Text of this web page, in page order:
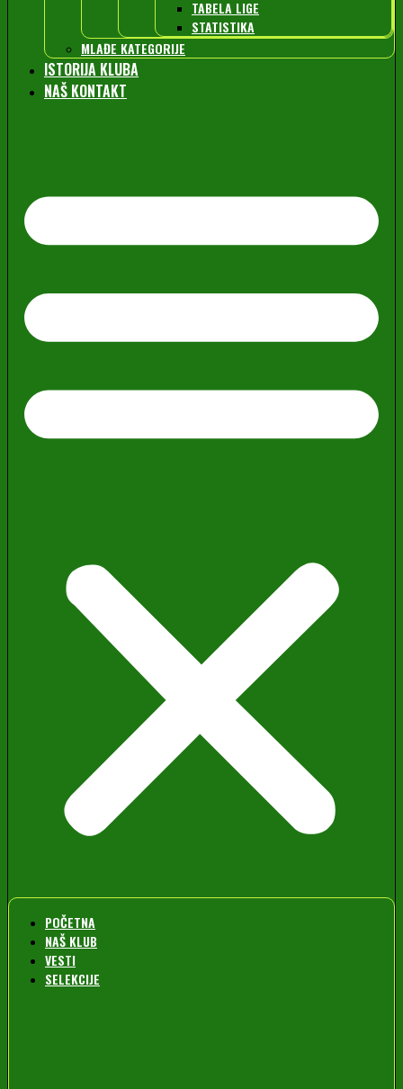
TABELA LIGE
STATISTIKA
MLAĐE KATEGORIJE
ISTORIJA KLUBA
NAŠ KONTAKT
POČETNA
NAŠ KLUB
VESTI
SELEKCIJE